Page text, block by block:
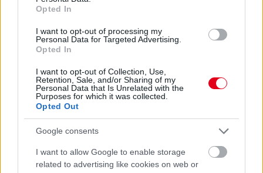
Opted In
I want to opt-out of processing my
Personal Data for Targeted Advertising.
Opted In
I want to opt-out of Collection, Use,
Retention, Sale, and/or Sharing of my
Personal Data that Is Unrelated with the
Purposes for which it was collected.
Opted Out
Google consents
I want to allow Google to enable storage
related to advertising like cookies on web or
Kövess minket a Facebookon
Parc Fermé
Montoya szerint Antonelli kedvessége sem segít